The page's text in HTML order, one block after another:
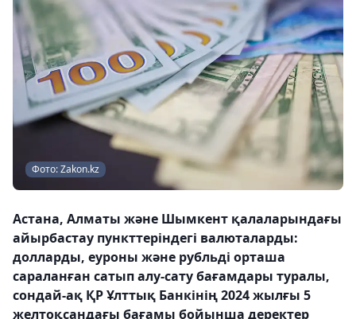
Фото: Zakon.kz
Астана, Алматы және Шымкент қалаларындағы
айырбастау пункттеріндегі валюталарды:
долларды, еуроны және рубльді орташа
сараланған сатып алу-сату бағамдары туралы,
сондай-ақ ҚР Ұлттық Банкінің 2024 жылғы 5
желтоқсандағы бағамы бойынша деректер